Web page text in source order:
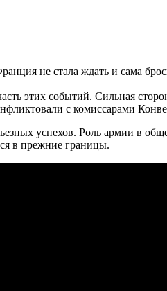
не стала ждать и сама
этих событий. Сильная
с комиссарами
успехов. Роль армии в
в прежние границы.